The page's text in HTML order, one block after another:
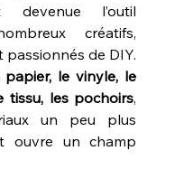
devenue l’outil
créatifs,
de DIY.
papier, le vinyle, le
tissu, les pochoirs,
un peu plus
ouvre un champ